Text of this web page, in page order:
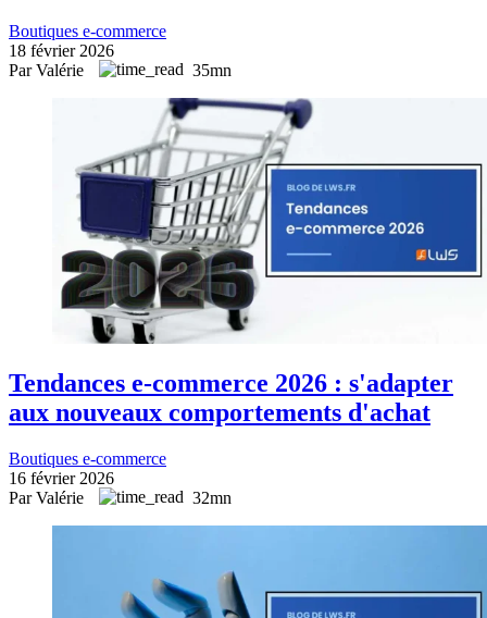
Boutiques e-commerce
18 février 2026
Par Valérie
35mn
Tendances e-commerce 2026 : s'adapter
aux nouveaux comportements d'achat
Boutiques e-commerce
16 février 2026
Par Valérie
32mn